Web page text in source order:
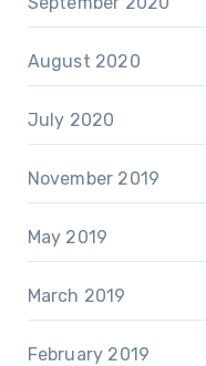
August 2020
July 2020
November 2019
May 2019
March 2019
February 2019